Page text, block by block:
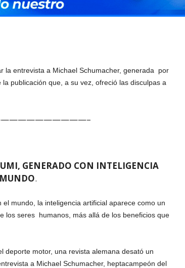
la entrevista a Michael Schumacher, generada por
publicación que, a su vez, ofreció las disculpas a
GENERADO CON INTELIGENCIA
.
mundo, la inteligencia artificial aparece como un
los seres humanos, más allá de los beneficios que
deporte motor, una revista alemana desató un
a Michael Schumacher, heptacampeón del